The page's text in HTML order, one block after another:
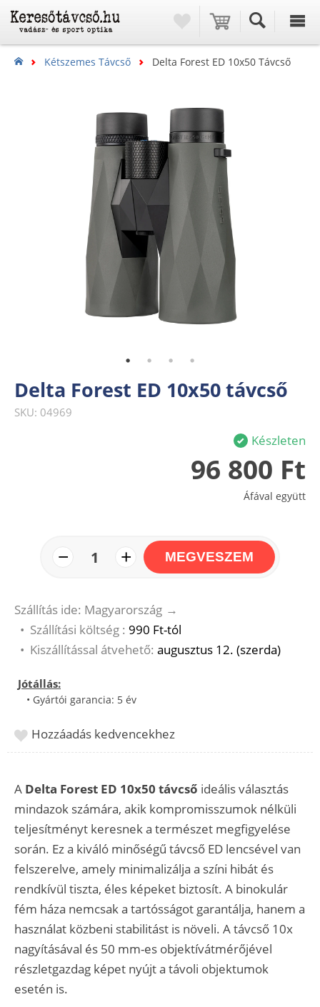
Kétszemes Távcső Delta Forest ED 10x50 Távcső
Delta Forest ED 10x50 távcső
SKU: 04969
Készleten
96 800 Ft
Áfával együtt
− 1 + MEGVESZEM
Szállítás ide: Magyarország →
• Szállítási költség : 990 Ft-tól
• Kiszállítással átvehető: augusztus 12. (szerda)
Jótállás:
• Gyártói garancia: 5 év
Hozzáadás kedvencekhez
A Delta Forest ED 10x50 távcső ideális választás
mindazok számára, akik kompromisszumok nélküli
teljesítményt keresnek a természet megfigyelése
során. Ez a kiváló minőségű távcső ED lencsével van
felszerelve, amely minimalizálja a színi hibát és
rendkívül tiszta, éles képeket biztosít. A binokulár
fém háza nemcsak a tartósságot garantálja, hanem a
használat közbeni stabilitást is növeli. A távcső 10x
nagyításával és 50 mm-es objektívátmérőjével
részletgazdag képet nyújt a távoli objektumok
esetén is.